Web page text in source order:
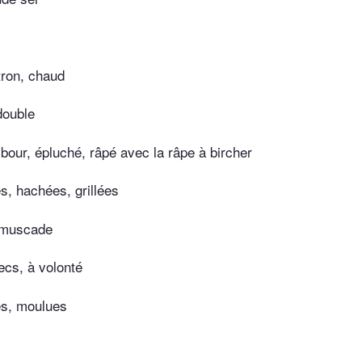
chaud
épluché, râpé avec la râpe à bircher
hachées, grillées
à volonté
moulues